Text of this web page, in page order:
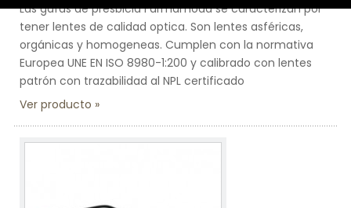
Las gafas de presbicia Farmamoda se caracterizan por
tener lentes de calidad optica. Son lentes asféricas,
orgánicas y homogeneas. Cumplen con la normativa
Europea UNE EN ISO 8980-1:200 y calibrado con lentes
patrón con trazabilidad al NPL certificado
Ver producto